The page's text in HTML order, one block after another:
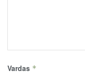
Vardas *